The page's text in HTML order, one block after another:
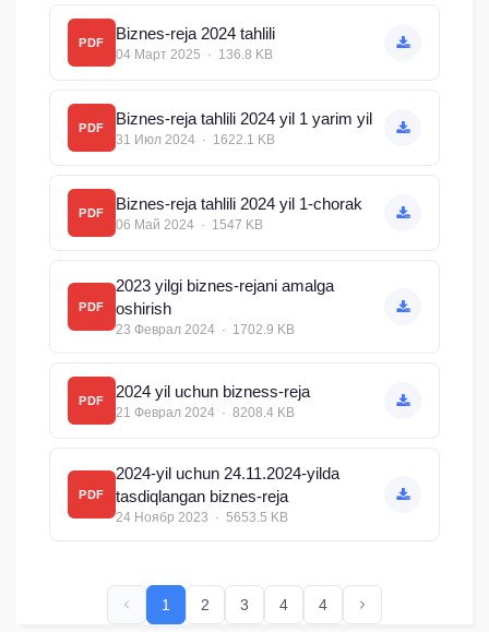
PDF
Biznes-reja 2024 tahlili
04 Март 2025 · 136.8 KB
PDF
Biznes-reja tahlili 2024 yil 1 yarim yil
31 Июл 2024 · 1622.1 KB
PDF
Biznes-reja tahlili 2024 yil 1-chorak
06 Май 2024 · 1547 KB
PDF
2023 yilgi biznes-rejani amalga
oshirish
23 Феврал 2024 · 1702.9 KB
PDF
2024 yil uchun bizness-reja
21 Феврал 2024 · 8208.4 KB
PDF
2024-yil uchun 24.11.2024-yilda
tasdiqlangan biznes-reja
24 Ноябр 2023 · 5653.5 KB
1 2 3 4 4